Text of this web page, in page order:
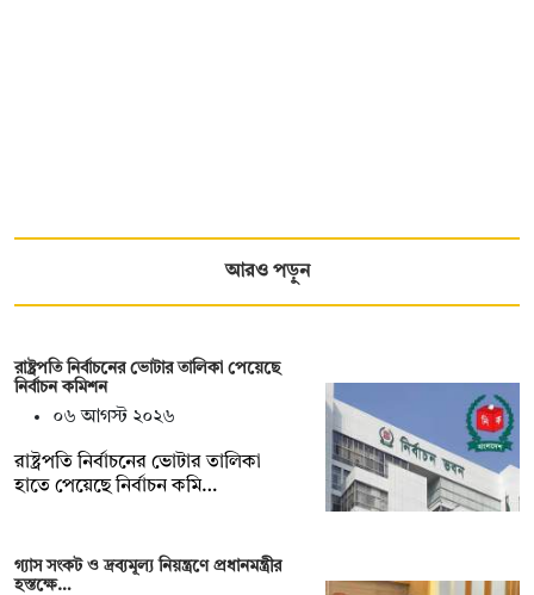
আরও পড়ুন
রাষ্ট্রপতি নির্বাচনের ভোটার তালিকা পেয়েছে
নির্বাচন কমিশন
০৬ আগস্ট ২০২৬
রাষ্ট্রপতি নির্বাচনের ভোটার তালিকা
হাতে পেয়েছে নির্বাচন কমি…
গ্যাস সংকট ও দ্রব্যমূল্য নিয়ন্ত্রণে প্রধানমন্ত্রীর
হস্তক্ষে…